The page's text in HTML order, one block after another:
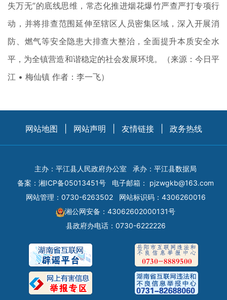
失万无”的底线思维，常态化推进烟花爆竹严查严打专项行
动，并将排查范围延伸至辖区人员密集区域，深入开展消
防、燃气等安全隐患大排查大整治，全面提升本质安全水
平，为全镇营造和谐稳定的社会发展环境。（来源：今日平
江 • 梅仙镇 作者：李一飞）
网站地图 网站声明 友情链接 政务热线
主办：平江县人民政府办公室
承办：平江县数据局
备案： 湘ICP备05013451号 电子邮箱： pjzwgkb@163.com
网站管理：0730-6263502
网站标识码：4306260016
湘公网安备：43062602000131号
县政府办电话：0730-6222226